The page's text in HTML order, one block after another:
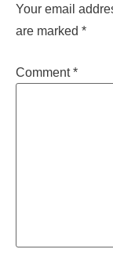
Your email
are marked *
Comment*